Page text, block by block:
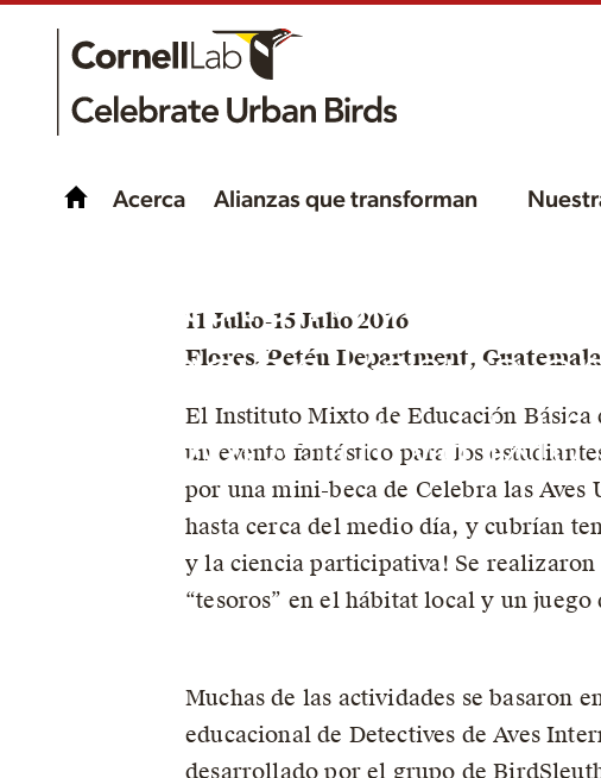
Acerca Alianzas que transforman
Instituto Mixto de
Educación Básica en
la Cooperativa Ixlú
11 Julio-15 Julio 2016
Flores, Petén Department, Guatemala
El Instituto Mixto de Educación
un evento fantástico para los
por una mini-beca de Celebra las Aves
hasta cerca del medio día, y cubrían
y la ciencia participativa! Se realizaron
“tesoros” en el hábitat local y un
Muchas de las actividades se basaron
educacional de Detectives de Aves
desarrollado por el grupo de